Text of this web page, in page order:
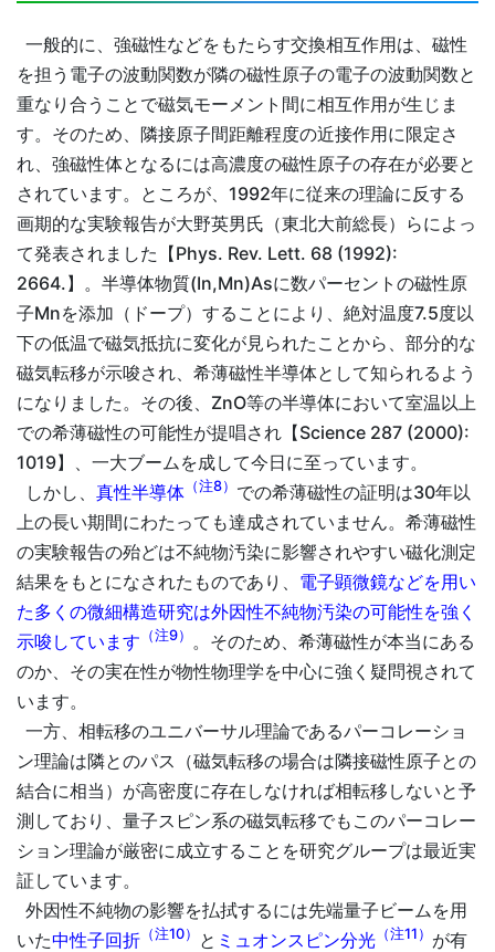
一般的に、強磁性などをもたらす交換相互作用は、磁性
を担う電子の波動関数が隣の磁性原子の電子の波動関数と
重なり合うことで磁気モーメント間に相互作用が生じま
す。そのため、隣接原子間距離程度の近接作用に限定さ
れ、強磁性体となるには高濃度の磁性原子の存在が必要と
されています。ところが、1992年に従来の理論に反する
画期的な実験報告が大野英男氏（東北大前総長）らによっ
て発表されました【Phys. Rev. Lett. 68 (1992):
2664.】。半導体物質(In,Mn)Asに数パーセントの磁性原
子Mnを添加（ドープ）することにより、絶対温度7.5度以
下の低温で磁気抵抗に変化が見られたことから、部分的な
磁気転移が示唆され、希薄磁性半導体として知られるよう
になりました。その後、ZnO等の半導体において室温以上
での希薄磁性の可能性が提唱され【Science 287 (2000):
1019】、一大ブームを成して今日に至っています。
しかし、 真性半導体 （注8） での希薄磁性の証明は30年以
上の長い期間にわたっても達成されていません。希薄磁性
の実験報告の殆どは不純物汚染に影響されやすい磁化測定
結果をもとになされたものであり、 電子顕微鏡などを用い
た多くの微細構造研究は外因性不純物汚染の可能性を強く
示唆しています （注9）
。そのため、希薄磁性が本当にある
のか、その実在性が物性物理学を中心に強く疑問視されて
います。
一方、相転移のユニバーサル理論であるパーコレーショ
ン理論は隣とのパス（磁気転移の場合は隣接磁性原子との
結合に相当）が高密度に存在しなければ相転移しないと予
測しており、量子スピン系の磁気転移でもこのパーコレー
ション理論が厳密に成立することを研究グループは最近実
証しています。
外因性不純物の影響を払拭するには先端量子ビームを用
いた中性子回折 （注10） と ミュオンスピン分光 （注11） が有